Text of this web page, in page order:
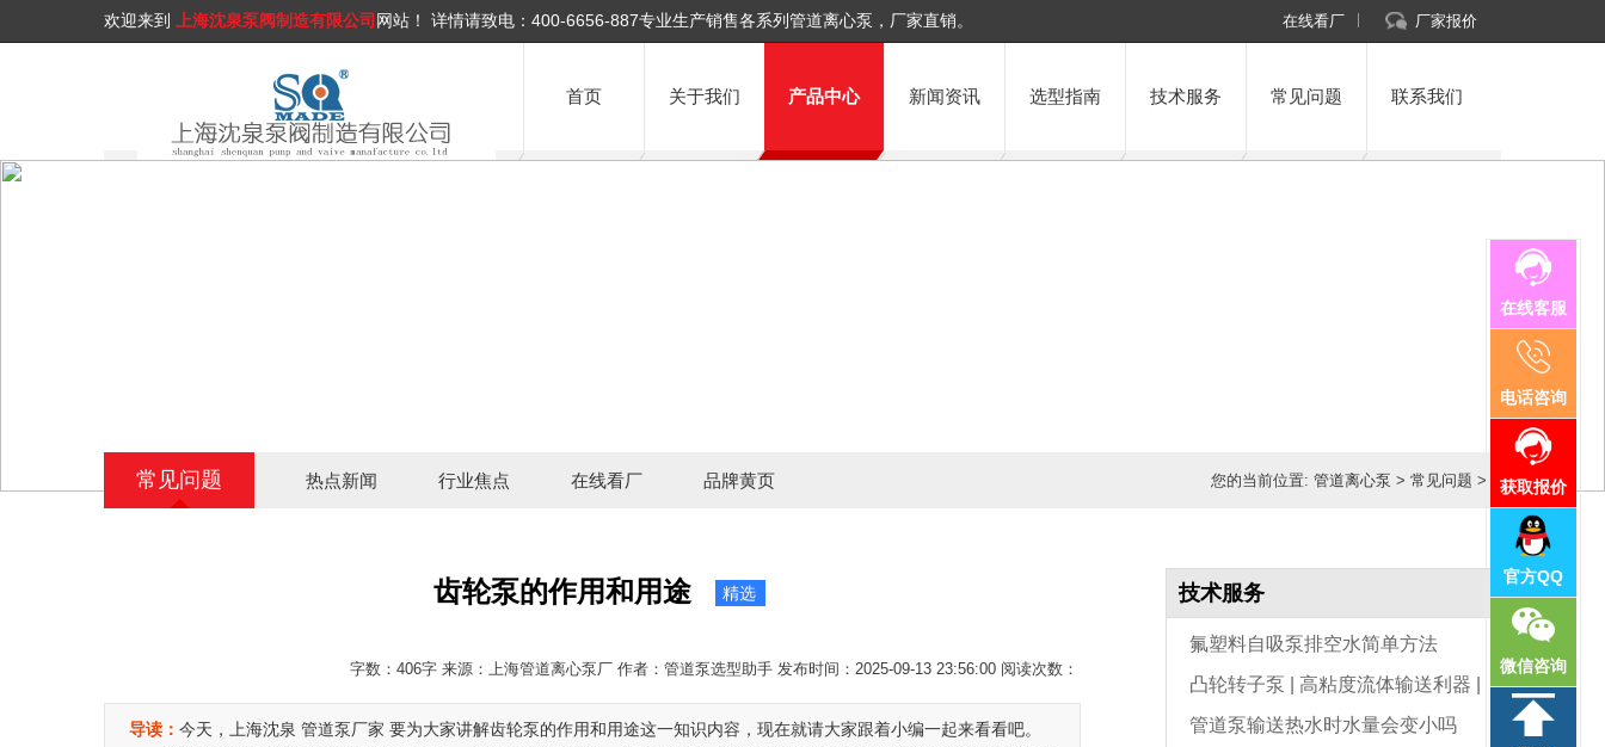
欢迎来到 上海沈泉泵阀制造有限公司 网站！ 详情请致电： 400-6656-887专业生产销售各系列管道离心泵，厂家直销。 在线看厂 厂家报价
首页 关于我们 产品中心 新闻资讯 选型指南 技术服务 常见问题 联系我们
在线客服
电话咨询
获取报价
官方QQ
微信咨询
常见问题 热点新闻 行业焦点 在线看厂 品牌黄页 您的当前位置:管道离心泵 >常见问题 >
齿轮泵的作用和用途 精选
字数：406字 来源：上海管道离心泵厂 作者：管道泵选型助手 发布时间：2025-09-13 23:56:00 阅读次数：
导读： 今天，上海沈泉 管道泵厂家 要为大家讲解齿轮泵的作用和用途这一知识内容，现在就请大家跟着小编一起来看看吧。
技术服务
氟塑料自吸泵排空水简单方法
凸轮转子泵 | 高粘度流体输送利器 |
选型与维护全指南
管道泵输送热水时水量会变小吗